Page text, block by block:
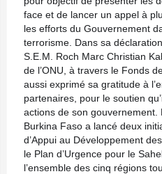
face et de lancer un appel à
les efforts du Gouvernement
terrorisme. Dans sa
S.E.M. Roch Marc Christian
de l’ONU, à travers le Fonds
aussi exprimé sa gratitude à
partenaires, pour le soutien
actions de son
Burkina Faso a lancé deux
d’Appui au Développement
le Plan d’Urgence pour le
l’ensemble des cinq régions